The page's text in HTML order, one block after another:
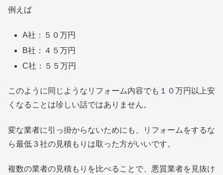
例えば
A社：５０万円
B社：４５万円
C社：５５万円
このように同じようなリフォーム内容でも１０万円以上安
くなることは珍しい話ではありません。
変な業者に引っ掛からないためにも、リフォームをするな
ら最低３社の見積もりは取った方がいいです。
複数の業者の見積もりを比べることで、悪質業者を見抜け